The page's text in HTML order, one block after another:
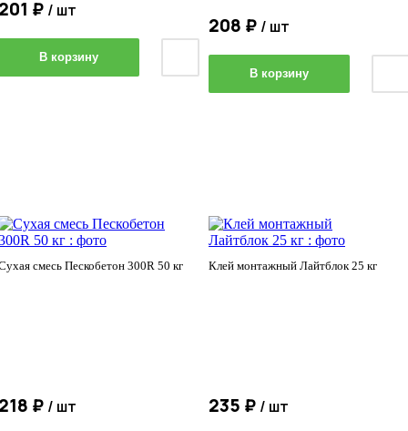
₽ / шт
В корзину
208 ₽ / шт
В корзину
смесь Пескобетон 300R 50 кг
₽ / шт
Клей монтажный Лайтблок 25 кг
235 ₽ / шт